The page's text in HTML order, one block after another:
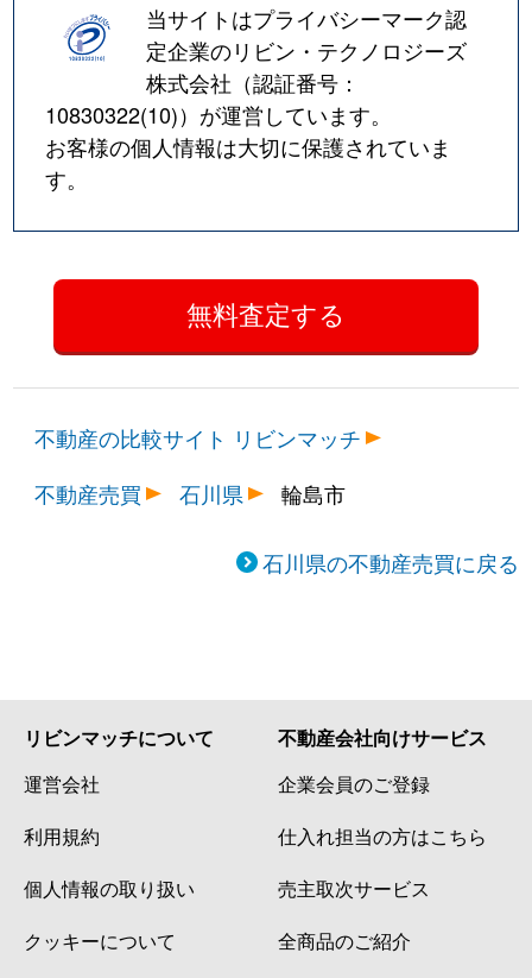
当サイトはプライバシーマーク認
定企業のリビン・テクノロジーズ
株式会社（認証番号：
10830322(10)）が運営しています。
お客様の個人情報は大切に保護されていま
す。
不動産の比較サイト リビンマッチ
不動産売買
石川県 輪島市
石川県の不動産売買に戻る
リビンマッチについて
運営会社
利用規約
個人情報の取り扱い
クッキーについて
不動産会社向けサービス
企業会員のご登録
仕入れ担当の方はこちら
売主取次サービス
全商品のご紹介